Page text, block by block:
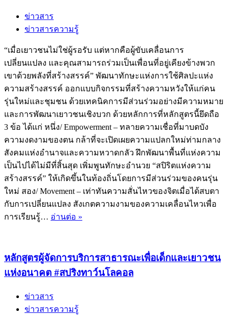
ข่าวสาร
ข่าวสารความรู้
“เมื่อเยาวชนไม่ใช่ผู้รอรับ แต่หากคือผู้ขับเคลื่อนการ
เปลี่ยนแปลง และคุณสามารถร่วมเป็นเพื่อนที่อยู่เคียงข้างพวก
เขาด้วยพลังที่สร้างสรรค์” พัฒนาทักษะแห่งการใช้ศิลปะแห่ง
ความสร้างสรรค์ ออกแบบกิจกรรมที่สร้างความหวังให้แก่คน
รุ่นใหม่และชุมชน ด้วยเทคนิคการมีส่วนร่วมอย่างมีความหมาย
และการพัฒนาเยาวชนเชิงบวก ด้วยหลักการที่หลักสูตรนี้ยึดถือ
3 ข้อ ได้แก่ หนึ่ง/ Empowerment – ทลายความเชื่อที่มาบดบัง
ความงดงามของตน กล้าที่จะเปิดเผยความแปลกใหม่ท่ามกลาง
สังคมแห่งอำนาจและความหวาดกลัว ฝึกพัฒนาพื้นที่แห่งความ
เป็นไปได้ไม่มีที่สิ้นสุด เพิ่มพูนทักษะอำนวย “สปิริตแห่งความ
สร้างสรรค์” ให้เกิดขึ้นในท้องถิ่นโดยการมีส่วนร่วมของคนรุ่น
ใหม่ สอง/ Movement – เท่าทันความสั่นไหวของจิตเมื่อได้สบตา
กับการเปลี่ยนแปลง สังเกตความงามของความเคลื่อนไหวเพื่อ
การเรียนรู้… อ่านต่อ »
ความ
สร้างสรรค์
หลักสูตรผู้จัดการบริการสาธารณะเพื่อเด็กและเยาวชน
แห่งอนาคต #สปริงทาว์นโลคอล
ข่าวสาร
ข่าวสารความรู้